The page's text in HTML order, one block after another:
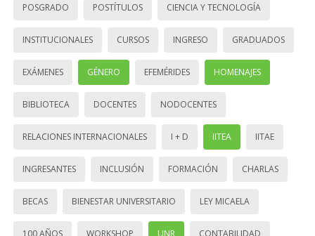
POSGRADO POSTÍTULOS CIENCIA Y TECNOLOGÍA
INSTITUCIONALES CURSOS INGRESO GRADUADOS
EXÁMENES GÉNERO EFEMÉRIDES HOMENAJES
BIBLIOTECA DOCENTES NODOCENTES
RELACIONES INTERNACIONALES I + D IITEA IITAE
INGRESANTES INCLUSIÓN FORMACIÓN CHARLAS
BECAS BIENESTAR UNIVERSITARIO LEY MICAELA